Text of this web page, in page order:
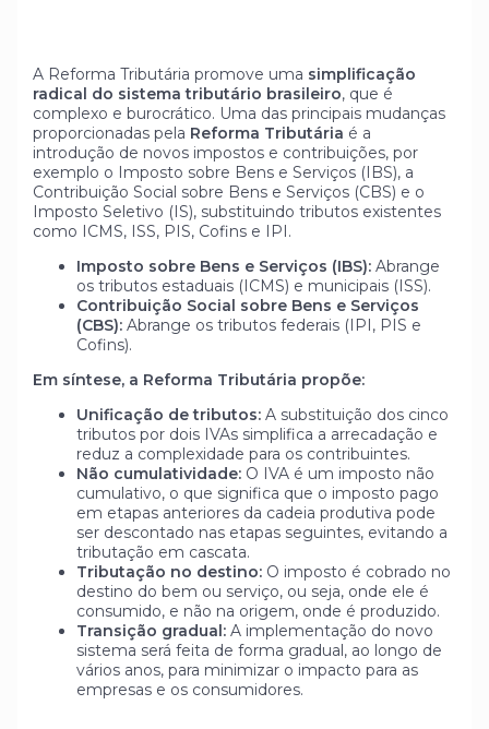
A Reforma Tributária promove uma simplificação
radical do sistema tributário brasileiro, que é
complexo e burocrático. Uma das principais mudanças
proporcionadas pela Reforma Tributária é a
introdução de novos impostos e contribuições, por
exemplo o Imposto sobre Bens e Serviços (IBS), a
Contribuição Social sobre Bens e Serviços (CBS) e o
Imposto Seletivo (IS), substituindo tributos existentes
como ICMS, ISS, PIS, Cofins e IPI.
Imposto sobre Bens e Serviços (IBS):Abrange
os tributos estaduais (ICMS) e municipais (ISS).
Contribuição Social sobre Bens e Serviços
(CBS):Abrange os tributos federais (IPI, PIS e
Cofins).
Em síntese, a Reforma Tributária propõe:
Unificação de tributos:A substituição dos cinco
tributos por dois IVAs simplifica a arrecadação e
reduz a complexidade para os contribuintes.
Não cumulatividade:O IVA é um imposto não
cumulativo, o que significa que o imposto pago
em etapas anteriores da cadeia produtiva pode
ser descontado nas etapas seguintes, evitando a
tributação em cascata.
Tributação no destino:O imposto é cobrado no
destino do bem ou serviço, ou seja, onde ele é
consumido, e não na origem, onde é produzido.
Transição gradual:A implementação do novo
sistema será feita de forma gradual, ao longo de
vários anos, para minimizar o impacto para as
empresas e os consumidores.